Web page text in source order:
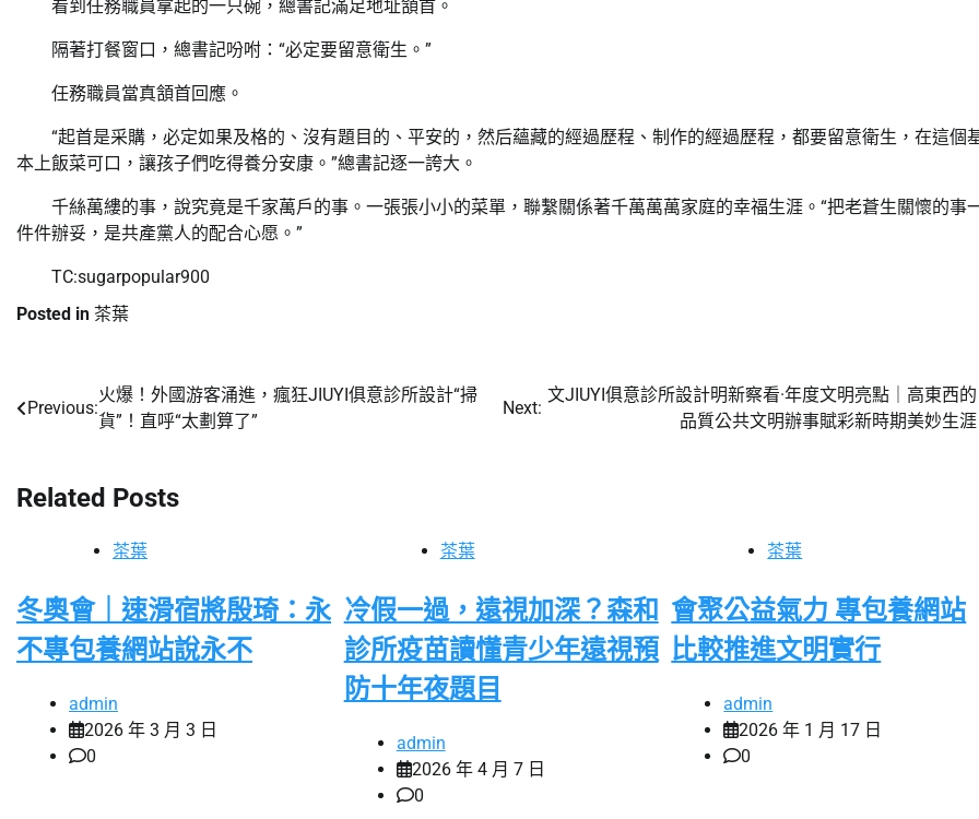
看到任務職員拿起的一只碗，總書記滿足地址頷首。
隔著打餐窗口，總書記吩咐：“必定要留意衛生。”
任務職員當真頷首回應。
“起首是采購，必定如果及格的、沒有題目的、平安的，然后蘊藏的經過歷程、制作的經過歷程，都要留意衛生，在這個
本上飯菜可口，讓孩子們吃得養分安康。”總書記逐一誇大。
千絲萬縷的事，說究竟是千家萬戶的事。一張張小小的菜單，聯繫關係著千萬萬萬家庭的幸福生涯。“把老蒼生關懷的事
件件辦妥，是共產黨人的配合心愿。”
TC:sugarpopular900
Posted in 茶葉
文Previous:
火爆！外國游客涌進，瘋狂JIUYI俱意診所設計“掃
貨”！直呼“太劃算了”
Next:
文JIUYI俱意診所設計明新察看·年度文明亮點｜高東西的
品質公共文明辦事賦彩新時期美妙生涯
Related Posts
茶葉
冬奧會｜速滑宿將殷琦：永
不專包養網站說永不
admin
2026 年 3 月 3 日
0
茶葉
冷假一過，遠視加深？森和
診所疫苗讀懂青少年遠視預
防十年夜題目
admin
2026 年 4 月 7 日
0
茶葉
會聚公益氣力 專包養網站
比較推進文明實行
admin
2026 年 1 月 17 日
0